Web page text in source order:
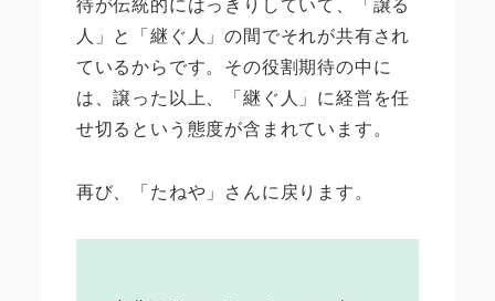
人」と「継ぐ人」の間でそれが共有され
ているからです。その役割期待の中に
は、譲った以上、「継ぐ人」に経営を任
せ切るという態度が含まれています。
再び、「たねや」さんに戻ります。